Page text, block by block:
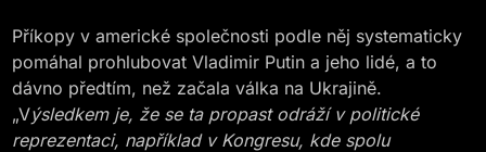
Příkopy v americké společnosti podle něj systematicky
pomáhal prohlubovat Vladimir Putin a jeho lidé, a to
dávno předtím, než začala válka na Ukrajině.
„Výsledkem je, že se ta propast odráží v politické
reprezentaci, například v Kongresu, kde spolu